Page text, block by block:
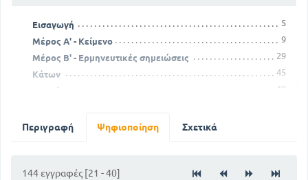
Εισαγωγή
5
Μέρος Α' - Κείμενο
9
Μέρος Β' - Ερμηνευτικές σημειώσεις
29
Κάτων
45
Αττικός
49
Μέρος Δ' - Λεξιλόγιο
Περιγραφή Ψηφιοποίηση Σχετικά
144 εγγραφές [21 - 40]